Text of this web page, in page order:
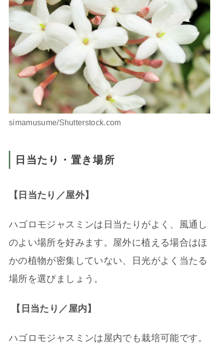
simamusume/Shutterstock.com
日当たり・置き場所
【日当たり／屋外】
ハゴロモジャスミンは日当たりがよく、風通し
のよい場所を好みます。屋外に植える場合はほ
かの植物が密集していない、日光がよく当たる
場所を選びましょう。
【日当たり／屋内】
ハゴロモジャスミンは屋内でも栽培可能です。